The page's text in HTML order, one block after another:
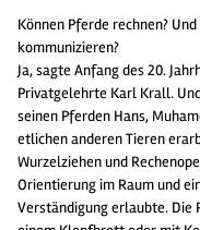
Können Pferde rechnen?
kommunizieren?
Ja, sagte Anfang des 20.
Privatgelehrte Karl Krall.
seinen Pferden Hans,
etlichen anderen Tieren
Wurzelziehen und
Orientierung im Raum und
Verständigung erlaubte.